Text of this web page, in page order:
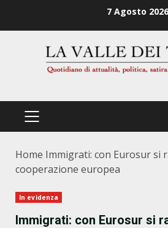
7 Agosto 2026
PRIMÄRES
Home Immigrati: con Eurosur si
cooperazione europea
In evidenza
Immigrati: con Eurosur si